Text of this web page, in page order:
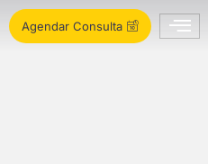
Agendar Consulta